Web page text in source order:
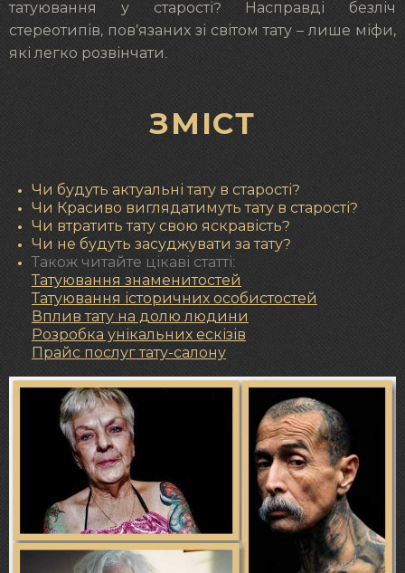
татуювання у старості? Насправді безліч
стереотипів, пов’язаних зі світом тату – лише міфи,
які легко розвінчати.
ЗМІСТ
Чи будуть актуальні тату в старості?
Чи Красиво виглядатимуть тату в старості?
Чи втратить тату свою яскравість?
Чи не будуть засуджувати за тату?
Також читайте цікаві статті:
Татуювання знаменитостей
Татуювання історичних особистостей
Вплив тату на долю людини
Розробка унікальних ескізів
Прайс послуг тату-салону